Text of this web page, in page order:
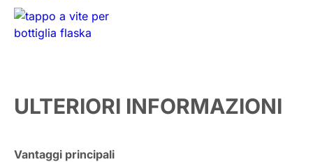
ULTERIORI INFORMAZIONI
Vantaggi principali